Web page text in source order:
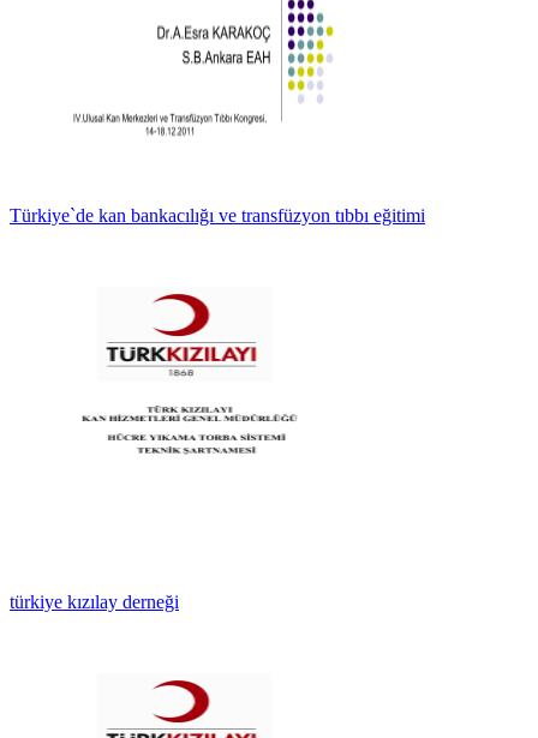
Türkiye`de kan bankacılığı ve transfüzyon tıbbı eğitimi
türkiye kızılay derneği